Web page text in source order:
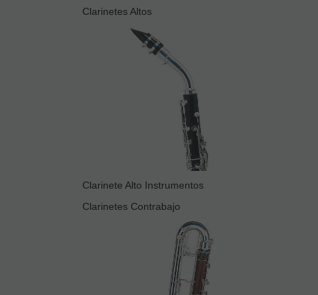
Clarinetes Altos
Clarinete Alto Instrumentos
Clarinetes Contrabajo